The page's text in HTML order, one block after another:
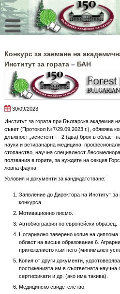
Skip
to
content
Конкурс за заемане на
Институт за гората – БАН
30/09/2023
Институт за гората при Българска академия
съвет (Протокол №7/29.09.2023 г.), обявява
длъжност „асистент“ – 2 (два) броя в област
науки и ветиранарна медицина,
стопанство, научна специалност
ползвания в горите, за нуждите на секция
ловна фауна.
Условия и документи за кандидатстване:
Заявление до Директора на Институт за
конкурса.
Мотивационно писмо.
Автобиография по европейски образец.
Нотариално заверено копие на
област на висше образование 6.
приложението към него (минимален
Копия от други документи,
постиженията им в съответната научна
сертификати и др. (ако има такива).
Медицинско свидетелство.